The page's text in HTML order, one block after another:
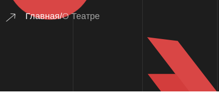
Главная/О Театре